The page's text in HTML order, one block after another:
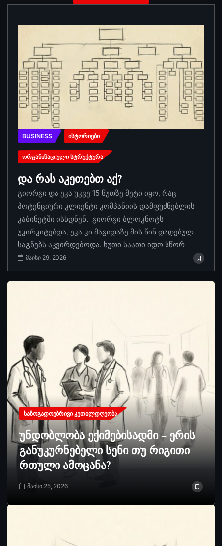
BUSINESS ᲘᲡᲢᲝᲠᲘᲔᲑᲘ
ᲝᲠᲒᲐᲜᲘᲖᲐᲪᲘᲣᲚᲘ ᲡᲢᲠᲣᲥᲢᲣᲠᲐ
და რას აკეთებთ აქ?
გიორგი და ეკა უკვე 15 წუთზე მეტი იყო, რაც
პოტენციური კლიენტი კომპანიის დამფუძნებლის
კაბინეტში ისხდნენ. გიორგი ბლოკნოტს
უკირკიტებდა, ეკა კი მაგიდაზე მის წინ დადებულ
საგნებს აკვირდებოდა. ხუთი საათი იდო სწორ
მაისი 29, 2026
ᲡᲐᲖᲝᲒᲐᲓᲝᲔᲑᲠᲘᲕᲘ ᲙᲔᲗᲘᲚᲓᲦᲔᲝᲑᲐ
უნდობლობა ექიმებისადმი – ერის
განუკურნებელი სენი თუ რიგითი
რთული ამოცანა?
მაისი 25, 2026